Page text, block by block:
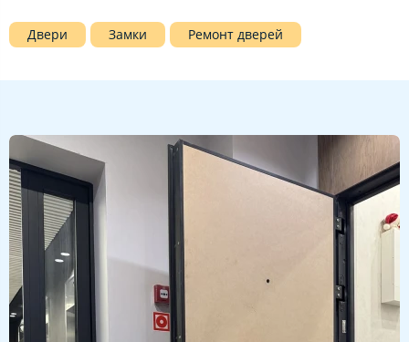
Двери Замки Ремонт дверей